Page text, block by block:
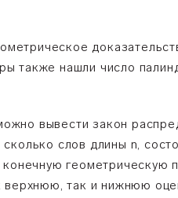
также нашли число
вывести закон
слов длины n,
геометрическую
верхнюю, так и нижнюю